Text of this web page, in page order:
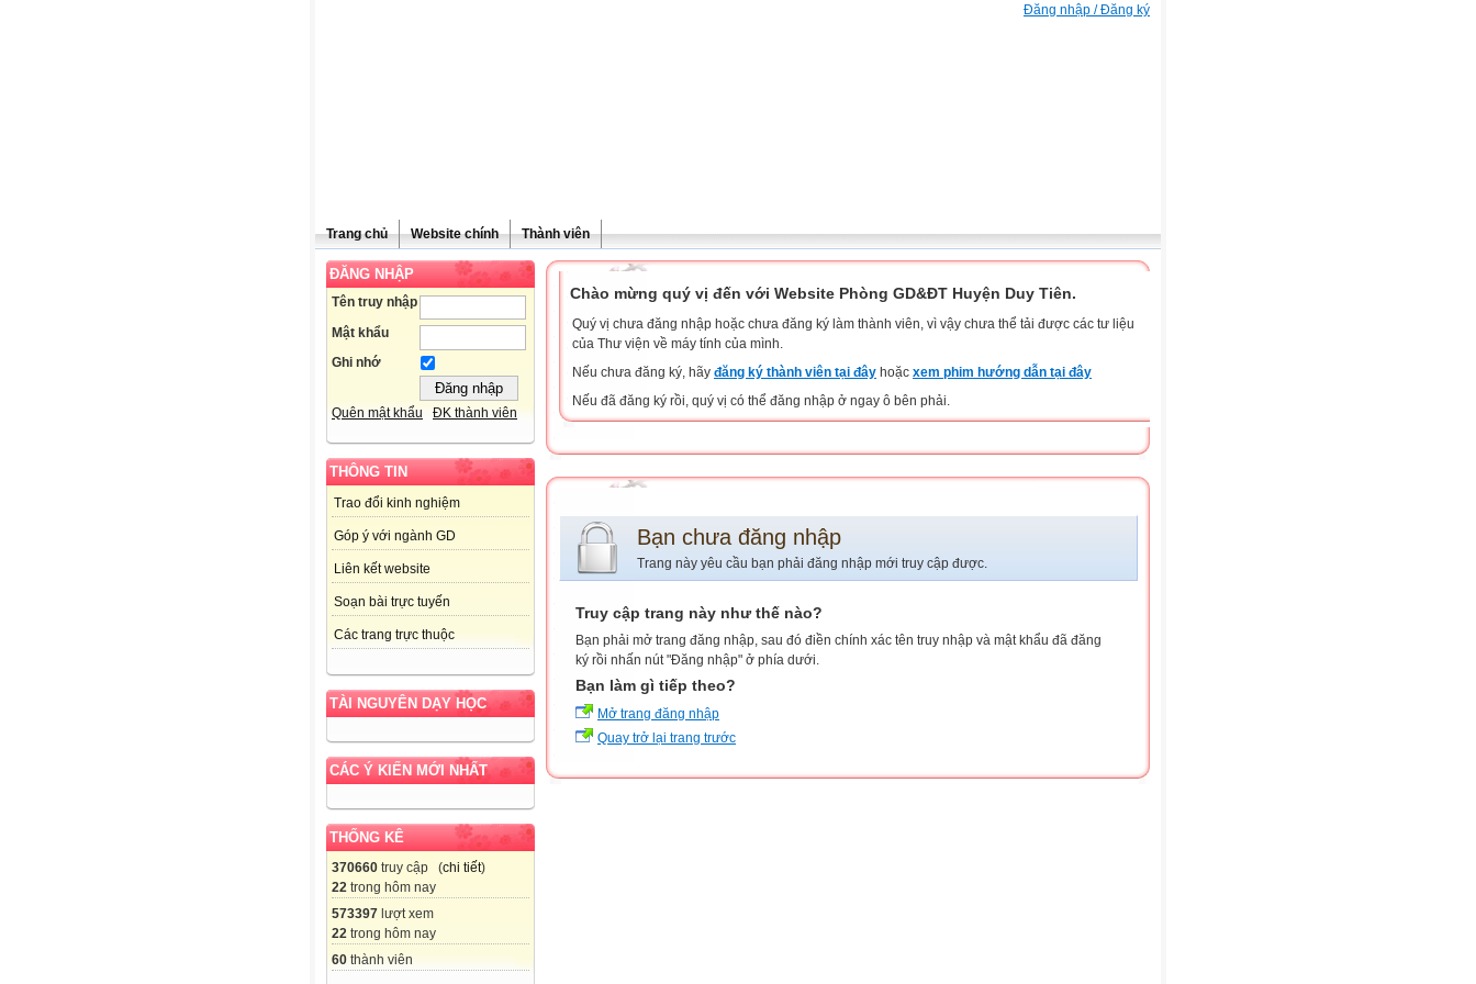
Đăng nhập / Đăng ký
Trang chủ Website chính Thành viên
ĐĂNG NHẬP
Tên truy nhập
Mật khẩu
Ghi nhớ
Quên mật khẩu ĐK thành viên
THÔNG TIN
Trao đổi kinh nghiệm
Góp ý với ngành GD
Liên kết website
Soạn bài trực tuyến
Các trang trực thuộc
TÀI NGUYÊN DẠY HỌC
CÁC Ý KIẾN MỚI NHẤT
THỐNG KÊ
370660 truy cập (chi tiết)
22 trong hôm nay
573397 lượt xem
22 trong hôm nay
60 thành viên
Chào mừng quý vị đến với Website Phòng GD&ĐT Huyện Duy Tiên.
Quý vị chưa đăng nhập hoặc chưa đăng ký làm thành viên, vì vậy chưa thể tải được các tư liệu
của Thư viện về máy tính của mình.
Nếu chưa đăng ký, hãy đăng ký thành viên tại đây hoặc xem phim hướng dẫn tại đây
Nếu đã đăng ký rồi, quý vị có thể đăng nhập ở ngay ô bên phải.
Bạn chưa đăng nhập
Trang này yêu cầu bạn phải đăng nhập mới truy cập được.
Truy cập trang này như thế nào?
Bạn phải mở trang đăng nhập, sau đó điền chính xác tên truy nhập và mật khẩu đã đăng
ký rồi nhấn nút "Đăng nhập" ở phía dưới.
Bạn làm gì tiếp theo?
Mở trang đăng nhập
Quay trở lại trang trước